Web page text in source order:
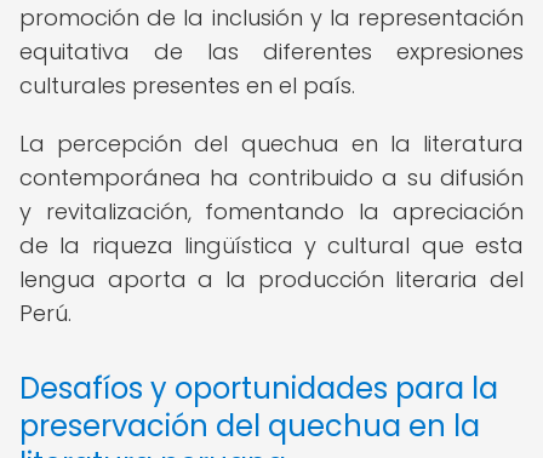
promoción de la inclusión y la representación
equitativa de las diferentes expresiones
culturales presentes en el país.
La percepción del quechua en la literatura
contemporánea ha contribuido a su difusión
y revitalización, fomentando la apreciación
de la riqueza lingüística y cultural que esta
lengua aporta a la producción literaria del
Perú.
Desafíos y oportunidades para la
preservación del quechua en la